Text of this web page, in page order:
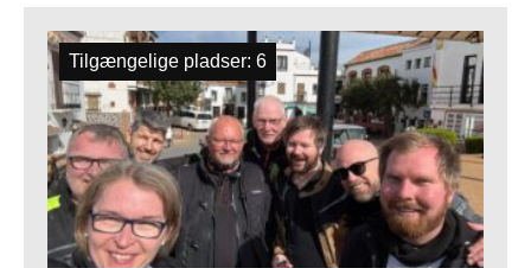
Tilgængelige pladser: 6